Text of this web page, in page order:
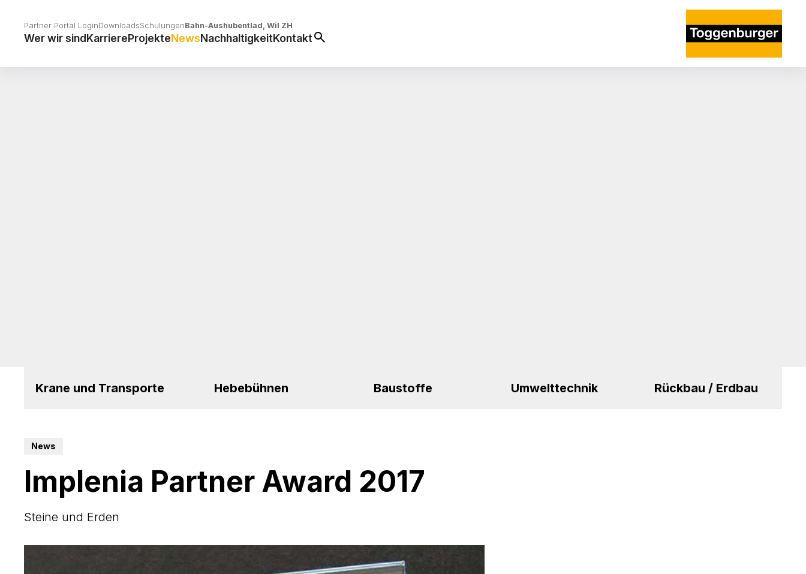
Partner Portal LoginDownloadsSchulungenBahn-Aushubentlad, Wil ZH
Wer wir sindKarriereProjekteNewsNachhaltigkeitKontakt
Krane und Transporte Hebebühnen Baustoffe Umwelttechnik Rückbau / Erdbau
News
Implenia Partner Award 2017
Steine und Erden